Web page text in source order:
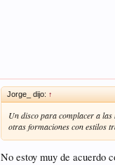
Jorge_ dijo: ↑
Un disco para complacer a
otras formaciones con estilos
No estoy muy de acuerdo